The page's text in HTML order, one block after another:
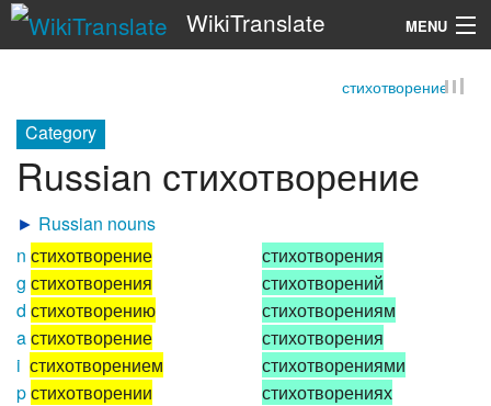
WikiTranslate MENU
стихотворение
Category
Russian стихотворение
► Russian nouns
n стихотворение
g стихотворения
d стихотворению
aстихотворение
i стихотворением
pстихотворении
стихотворения
стихотворений
стихотворениям
стихотворения
стихотворениями
стихотворениях